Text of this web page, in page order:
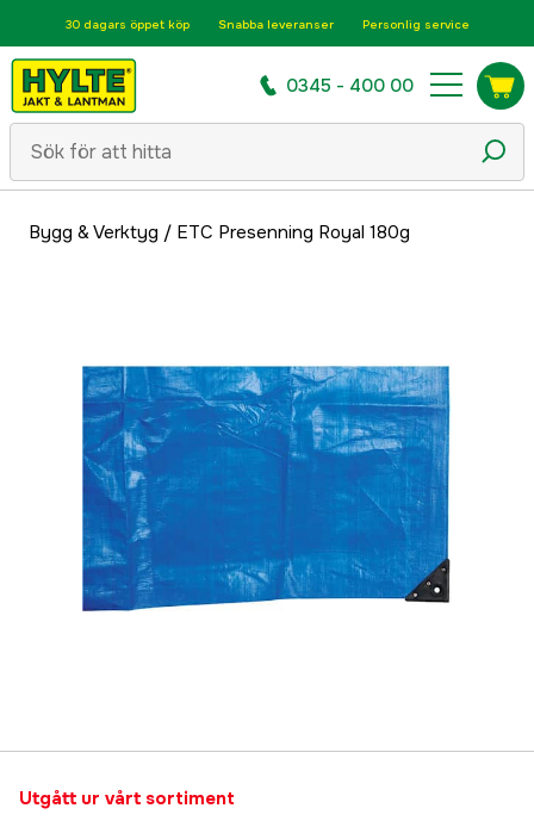
30 dagars öppet köp Snabba leveranser Personlig service
0345 - 400 00
Bygg & Verktyg / ETC Presenning Royal 180g
Utgått ur vårt sortiment